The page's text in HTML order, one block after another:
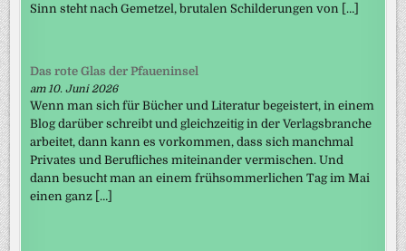
Sinn steht nach Gemetzel, brutalen Schilderungen von […]
Das rote Glas der Pfaueninsel
am 10. Juni 2026
Wenn man sich für Bücher und Literatur begeistert, in einem
Blog darüber schreibt und gleichzeitig in der Verlagsbranche
arbeitet, dann kann es vorkommen, dass sich manchmal
Privates und Berufliches miteinander vermischen. Und
dann besucht man an einem frühsommerlichen Tag im Mai
einen ganz […]